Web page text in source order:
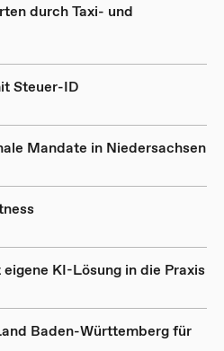
durch Taxi- und
Steuer-ID
Mandate in Niedersachsen
KI-Lösung in die Praxis
Baden-Württemberg für